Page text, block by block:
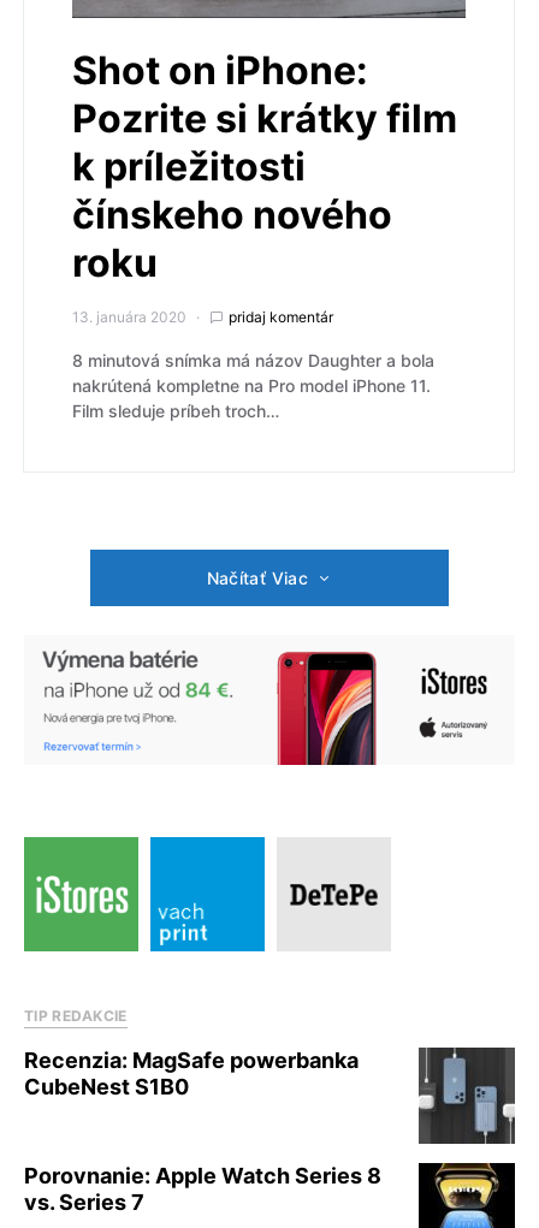
Shot on iPhone:
Pozrite si krátky film
k príležitosti
čínskeho nového
roku
13. januára 2020 pridaj komentár
8 minutová snímka má názov Daughter a bola
nakrútená kompletne na Pro model iPhone 11.
Film sleduje príbeh troch…
Načítať Viac
TIP REDAKCIE
Recenzia: MagSafe powerbanka
CubeNest S1B0
Porovnanie: Apple Watch Series 8
vs. Series 7